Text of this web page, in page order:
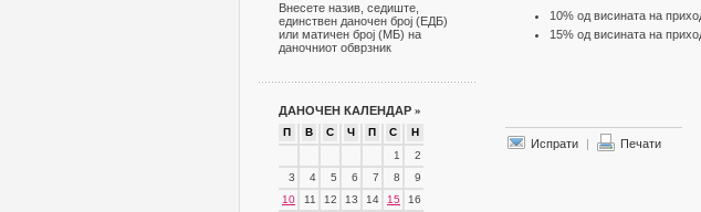
Внесете назив, седиште,
единствен даночен број (ЕДБ)
или матичен број (МБ) на
даночниот обврзник
ДАНОЧЕН КАЛЕНДАР »
П В С Ч П С
Н
1
2
3
4 5 6 7 8
9
10
11 12 13 14 15
16
10% од висината на
15% од висината на
Испрати | Печати